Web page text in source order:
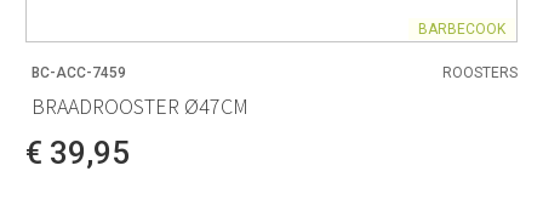
BARBECOOK
BC-ACC-7459 ROOSTERS
BRAADROOSTER Ø47CM
€ 39,95